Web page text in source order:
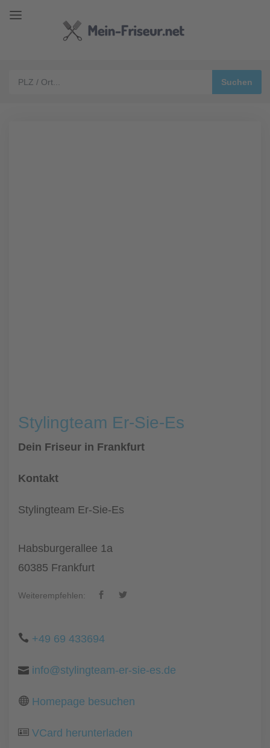
Stylingteam Er-Sie-Es
Dein Friseur in Frankfurt
Kontakt
Stylingteam Er-Sie-Es
Habsburgerallee 1a
60385 Frankfurt
Weiterempfehlen:
+49 69 433694
info@stylingteam-er-sie-es.de
Homepage besuchen
VCard herunterladen